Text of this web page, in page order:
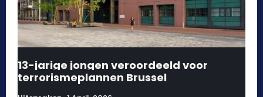
13-jarige jongen veroordeeld voor
terrorismeplannen Brussel